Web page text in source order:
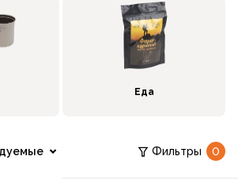
Еда
Фильтры 0